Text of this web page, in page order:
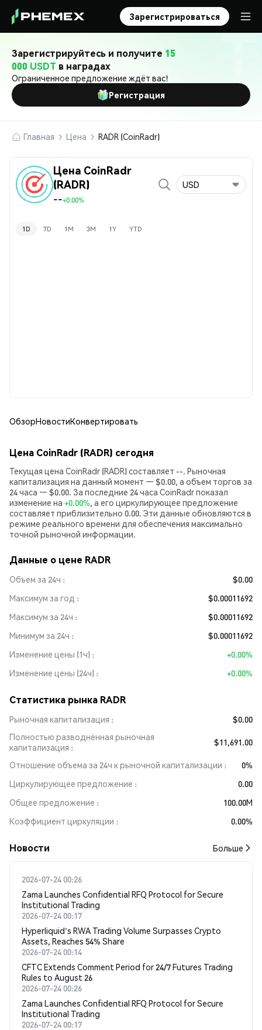
Зарегистрироваться
Зарегистрируйтесь и получите 15
000 USDT в наградах
Ограниченное предложение ждёт вас!
Регистрация
Главная Цена RADR (CoinRadr)
Цена CoinRadr
(RADR)
--+0.00%
USD
1D 7D 1M 3M 1Y YTD
ОбзорНовостиКонвертировать
Цена CoinRadr (RADR) сегодня
Текущая цена CoinRadr (RADR) составляет --. Рыночная
капитализация на данный момент — $0.00, а объем торгов за
24 часа — $0.00. За последние 24 часа CoinRadr показал
изменение на +0.00%, а его циркулирующее предложение
составляет приблизительно 0.00. Эти данные обновляются в
режиме реального времени для обеспечения максимально
точной рыночной информации.
Данные о цене RADR
Объем за 24ч
$0.00
Максимум за год
$0.00011692
Максимум за 24ч
$0.00011692
Минимум за 24ч
$0.00011692
Изменение цены (1ч)
+0.00%
Изменение цены (24ч)
+0.00%
Статистика рынка RADR
Рыночная капитализация
$0.00
Полностью разводнённая рыночная
капитализация
$11,691.00
Отношение объема за 24ч к рыночной капитализации
0%
Циркулирующее предложение
0.00
Общее предложение
100.00M
Коэффициент циркуляции
0.00%
Новости Больше
2026-07-24 00:26
Zama Launches Confidential RFQ Protocol for Secure
Institutional Trading
2026-07-24 00:17
Hyperliquid's RWA Trading Volume Surpasses Crypto
Assets, Reaches 54% Share
2026-07-24 00:14
CFTC Extends Comment Period for 24/7 Futures Trading
Rules to August 26
2026-07-24 00:26
Zama Launches Confidential RFQ Protocol for Secure
Institutional Trading
2026-07-24 00:17